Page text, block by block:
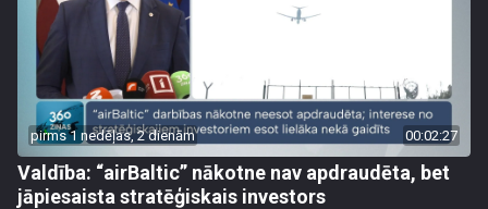
pirms 1 nedēļas, 2 dienām 00:02:27
Valdība: “airBaltic” nākotne nav apdraudēta, bet
jāpiesaista stratēģiskais investors